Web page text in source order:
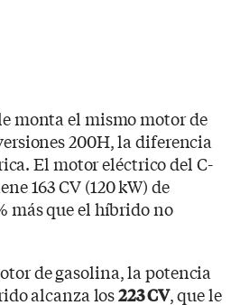
monta el mismo motor de
200H, la diferencia
El motor eléctrico del C-
163 CV (120 kW) de
más que el híbrido no
de gasolina, la potencia
alcanza los223 CV, que le